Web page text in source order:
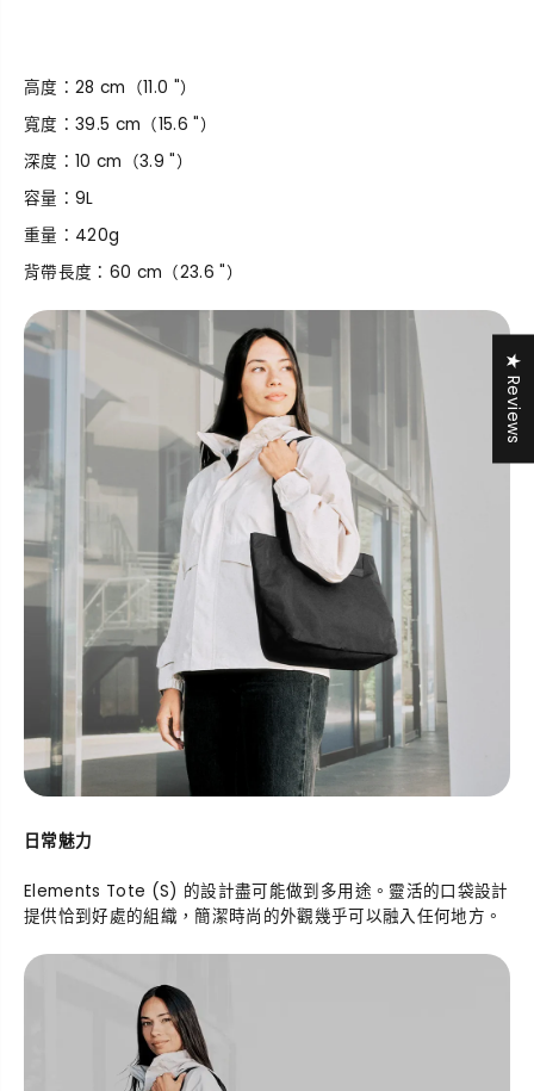
高度：28 cm（11.0 "）
寬度：39.5 cm（15.6 "）
深度：10 cm（3.9 "）
容量：9L
重量：420g
背帶長度：60 cm（23.6 "）
日常魅力
Elements Tote (S) 的設計盡可能做到多用途。靈活的口袋設計
提供恰到好處的組織，簡潔時尚的外觀幾乎可以融入任何地方。
★ Reviews